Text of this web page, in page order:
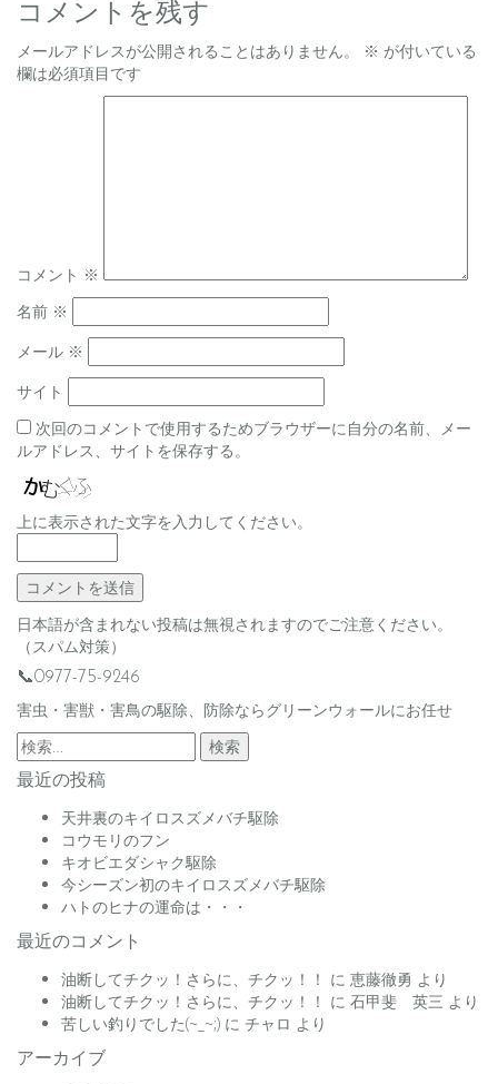
ナ
ビ
コメントを残す
メールアドレスが公開されることはありません。 ※ が付いている
欄は必須項目です
コメント ※
名前 ※
メール ※
サイト
次回のコメントで使用するためブラウザーに自分の名前、メー
ルアドレス、サイトを保存する。
上に表示された文字を入力してください。
日本語が含まれない投稿は無視されますのでご注意ください。
（スパム対策）
📞0977-75-9246
害虫・害獣・害鳥の駆除、防除ならグリーンウォールにお任せ
検
索:
最近の投稿
天井裏のキイロスズメバチ駆除
コウモリのフン
キオビエダシャク駆除
今シーズン初のキイロスズメバチ駆除
ハトのヒナの運命は・・・
最近のコメント
油断してチクッ！さらに、チクッ！！ に 恵藤徹勇 より
油断してチクッ！さらに、チクッ！！ に 石甲斐 英三 より
苦しい釣りでした(~_~;) に チャロ より
アーカイブ